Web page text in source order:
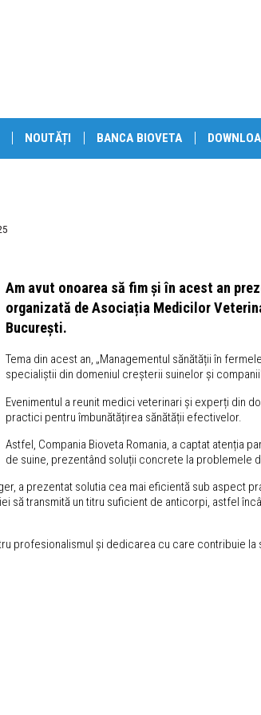
NOUTĂȚI BANCA BIOVETA
Am avut onoarea să fim și în acest an
organizată de Asociația Medicilor
București.
Tema din acest an, „Managementul sănătății în
specialiștii din domeniul creșterii suinelor și
Evenimentul a reunit medici veterinari și experți din
practici pentru îmbunătățirea sănătății efectivelor.
Astfel, Compania Bioveta Romania, a captat atenția
de suine, prezentând soluții concrete la problemele
a prezentat solutia cea mai eficientă sub
să transmită un titru suficient de anticorpi, astfel
profesionalismul și dedicarea cu care contribuie